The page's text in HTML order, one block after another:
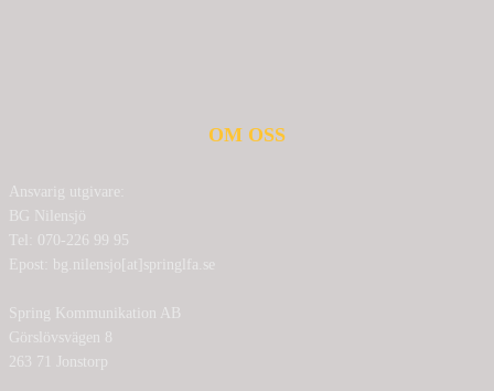
OM OSS
Ansvarig utgivare:
BG Nilensjö
Tel: 070-226 99 95
Epost: bg.nilensjo[at]springlfa.se
Spring Kommunikation AB
Görslövsvägen 8
263 71 Jonstorp